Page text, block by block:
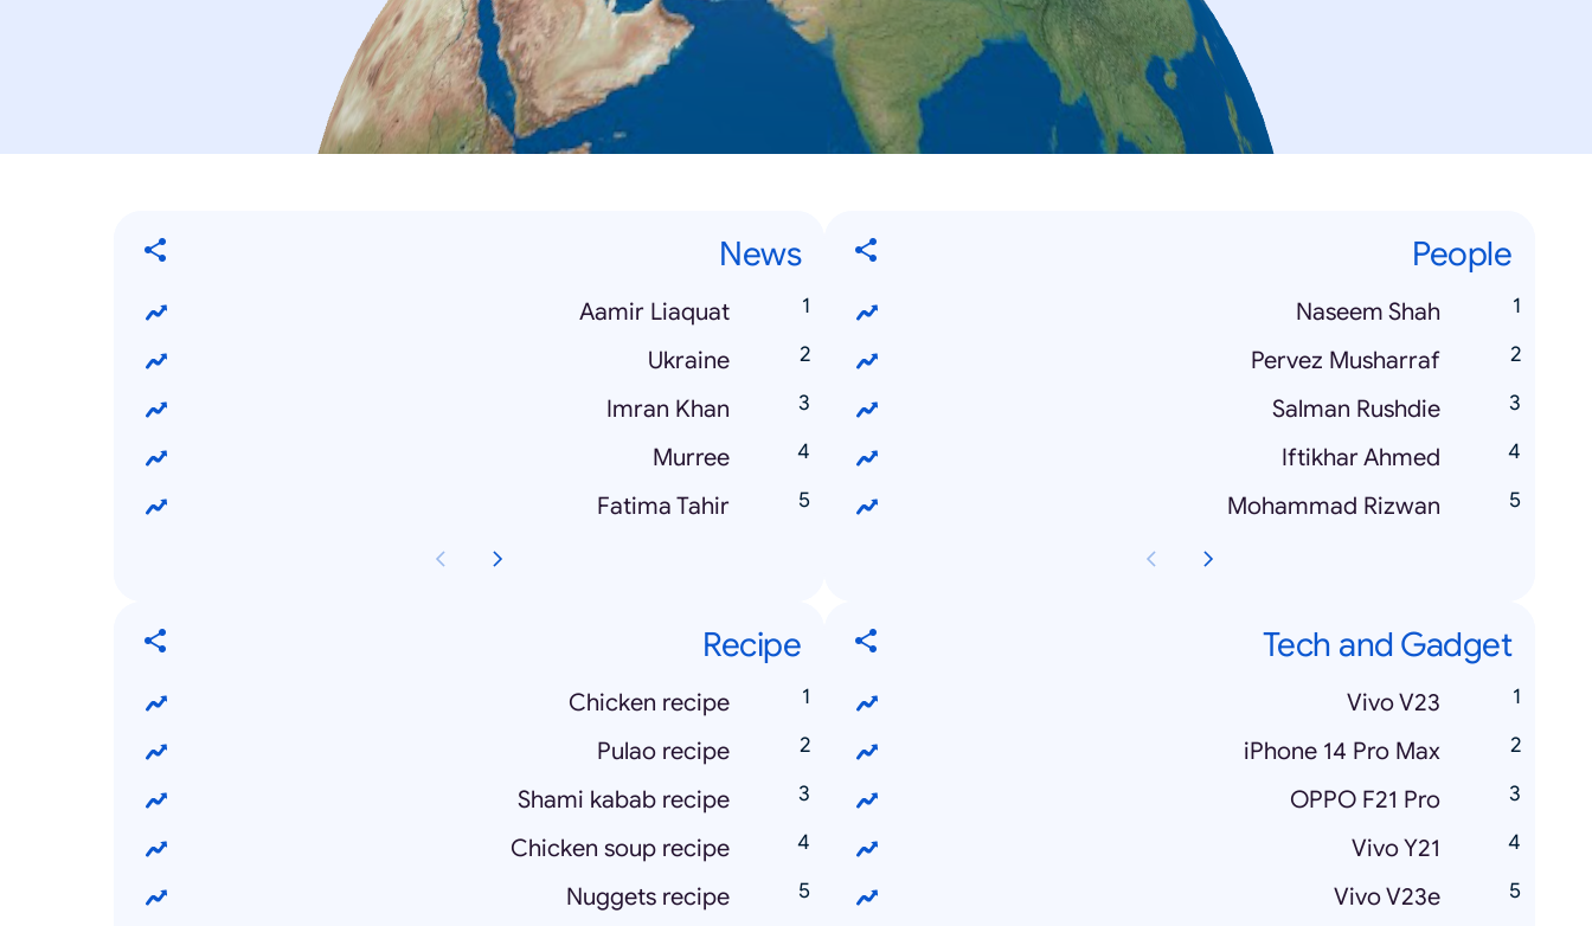
People
Naseem Shah
Pervez Musharraf
Salman Rushdie
Iftikhar Ahmed
Mohammad Rizwan
News
Aamir Liaquat
Ukraine
Imran Khan
Murree
Fatima Tahir
Tech and Gadget
Vivo V23
iPhone 14 Pro Max
OPPO F21 Pro
Vivo Y21
Vivo V23e
Recipe
Chicken recipe
Pulao recipe
Shami kabab recipe
Chicken soup recipe
Nuggets recipe